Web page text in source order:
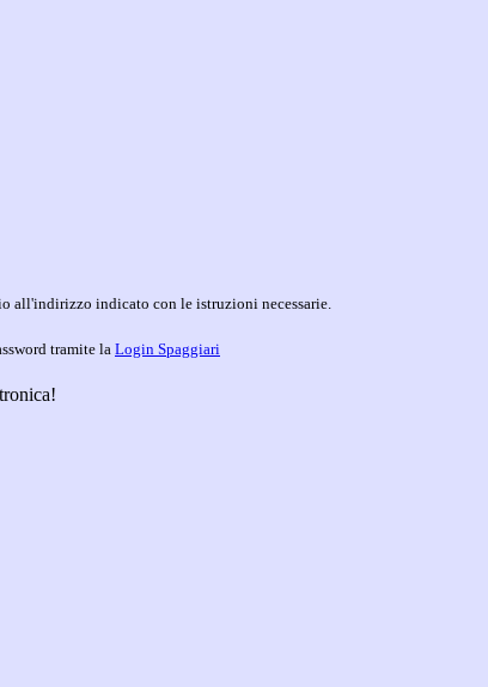
all'indirizzo indicato con le istruzioni necessarie.
tramite la Login Spaggiari